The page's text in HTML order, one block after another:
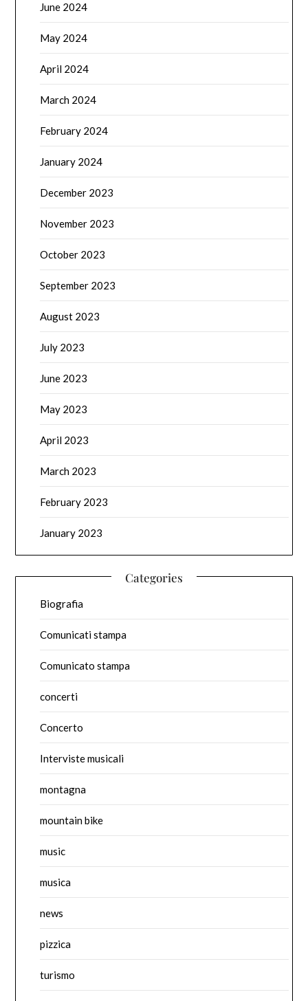
June 2024
May 2024
April 2024
March 2024
February 2024
January 2024
December 2023
November 2023
October 2023
September 2023
August 2023
July 2023
June 2023
May 2023
April 2023
March 2023
February 2023
January 2023
Categories
Biografia
Comunicati stampa
Comunicato stampa
concerti
Concerto
Interviste musicali
montagna
mountain bike
music
musica
news
pizzica
turismo